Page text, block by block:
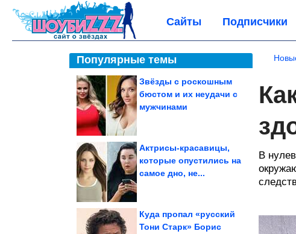
Сайты Подписчики
Популярные темы
Звёзды с роскошным
бюстом и их неудачи с
мужчинами
Актрисы-красавицы,
которые опустились на
самое дно, не...
Куда пропал «русский
Тони Старк» Борис
В